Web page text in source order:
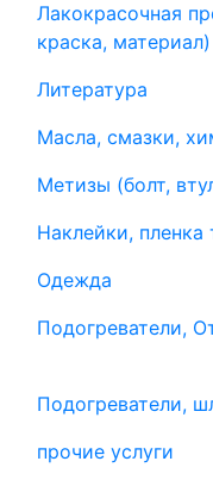
Лакокрасочная
краска, материал)
Литература
Масла, смазки,
Метизы (болт,
Наклейки, пленка
Одежда
Подогреватели,
Подогреватели,
прочие услуги